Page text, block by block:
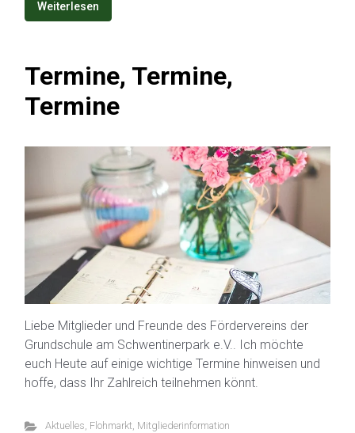
Weiterlesen
Termine, Termine,
Termine
Liebe Mitglieder und Freunde des Fördervereins der
Grundschule am Schwentinerpark e.V.. Ich möchte
euch Heute auf einige wichtige Termine hinweisen und
hoffe, dass Ihr Zahlreich teilnehmen könnt.
Aktuelles Flohmarkt Mitgliederinformation